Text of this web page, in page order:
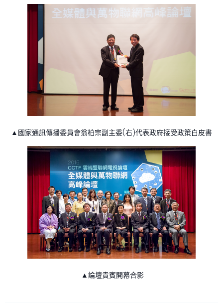
▲國家通訊傳播委員會翁柏宗副主委(右)代表政府接受政策白皮書
▲論壇貴賓開幕合影